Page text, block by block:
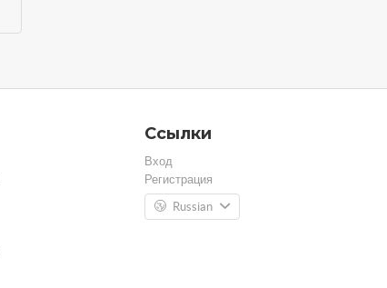
Ссылки
Вход
Регистрация
Russian